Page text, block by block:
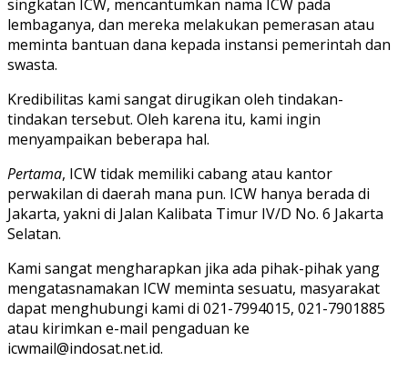
singkatan ICW, mencantumkan nama ICW pada
lembaganya, dan mereka melakukan pemerasan atau
meminta bantuan dana kepada instansi pemerintah dan
swasta.
Kredibilitas kami sangat dirugikan oleh tindakan-
tindakan tersebut. Oleh karena itu, kami ingin
menyampaikan beberapa hal.
Pertama, ICW tidak memiliki cabang atau kantor
perwakilan di daerah mana pun. ICW hanya berada di
Jakarta, yakni di Jalan Kalibata Timur IV/D No. 6 Jakarta
Selatan.
Kami sangat mengharapkan jika ada pihak-pihak yang
mengatasnamakan ICW meminta sesuatu, masyarakat
dapat menghubungi kami di 021-7994015, 021-7901885
atau kirimkan e-mail pengaduan ke
icwmail@indosat.net.id.